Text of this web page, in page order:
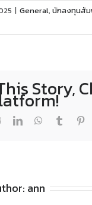
| General, นักลงทุนสั
Story,
RedditLinkedInWhatsApp
Tumblr
ann